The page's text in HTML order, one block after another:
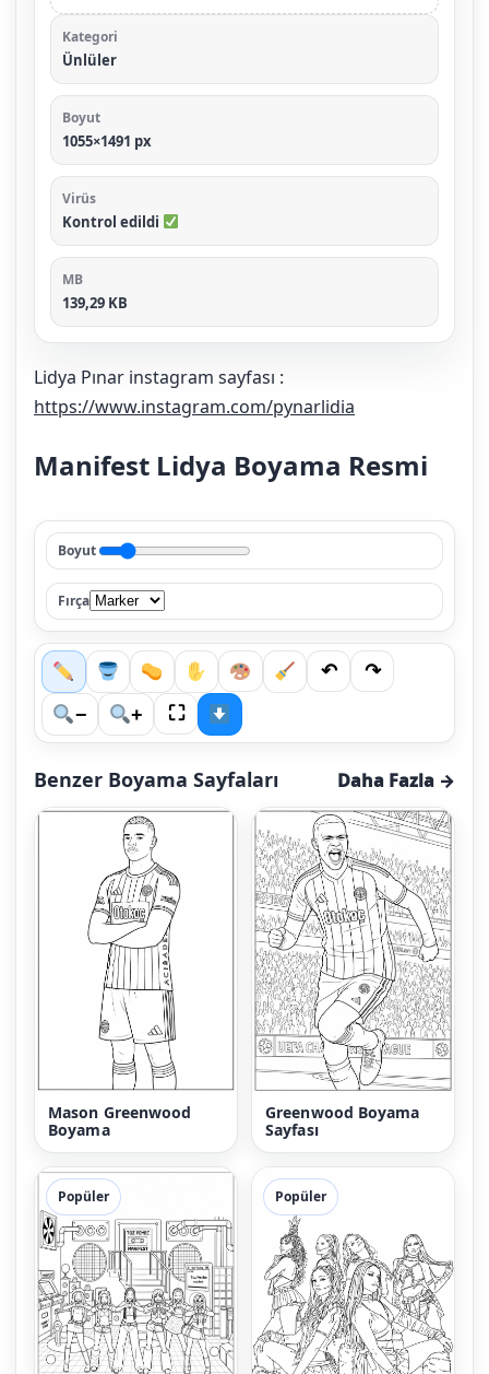
Kategori
Ünlüler
Boyut
1055×1491 px
Virüs
Kontrol edildi
MB
139,29 KB
Lidya Pınar instagram sayfası :
https://www.instagram.com/pynarlidia
Manifest Lidya Boyama Resmi
↶
↷
−
+ ⛶
Boyut
Fırça
Benzer Boyama Sayfaları Daha Fazla →
Mason Greenwood
Boyama
Greenwood Boyama
Sayfası
Popüler Popüler